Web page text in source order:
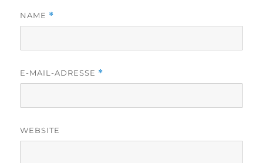
NAME *
E-MAIL-ADRESSE *
WEBSITE